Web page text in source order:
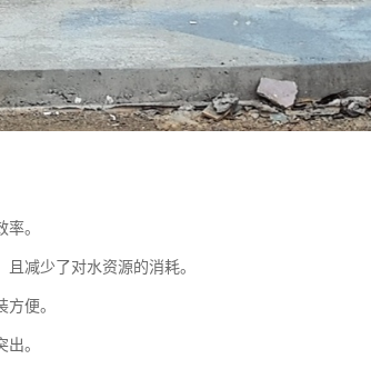
。
减少了对水资源的消耗。
便。
。